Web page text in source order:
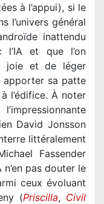
à l’appui), si le
l’univers général
inattendu
l’IA et que l’on
joie et de léger
apporter sa patte
l’édifice. À noter
David Jonsson
littéralement
Fassender
n’en pas douter le
ceux évoluant
(Priscilla, Civil